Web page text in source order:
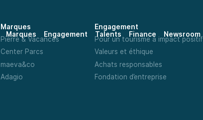
Marques Engagement Talents Finance Newsroom
Marques
Pierre & Vacances
Center Parcs
maeva&co
Adagio
Engagement
Pour un tourisme à impact positif
Valeurs et éthique
Achats responsables
Fondation d’entreprise